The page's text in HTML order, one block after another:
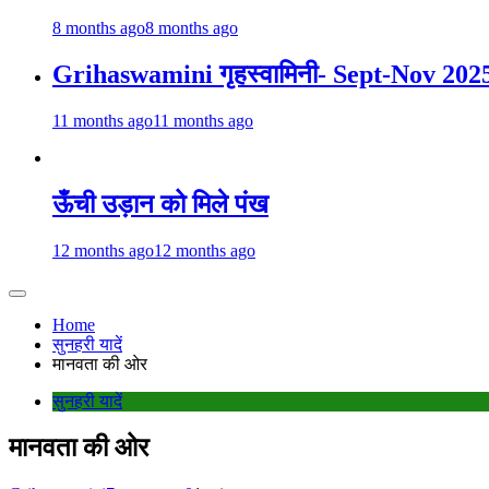
8 months ago8 months ago
Grihaswamini गृहस्वामिनी- Sept-Nov
11 months ago11 months ago
ऊँची उड़ान को मिले पंख
12 months ago12 months ago
Home
सुनहरी यादें
मानवता की ओर
सुनहरी यादें
मानवता की ओर